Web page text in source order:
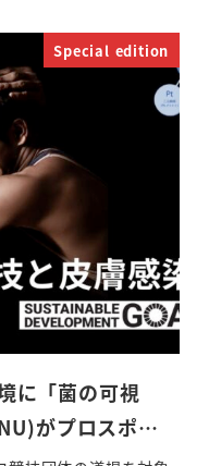
Special edition
に「菌の可視
がプロスポ…